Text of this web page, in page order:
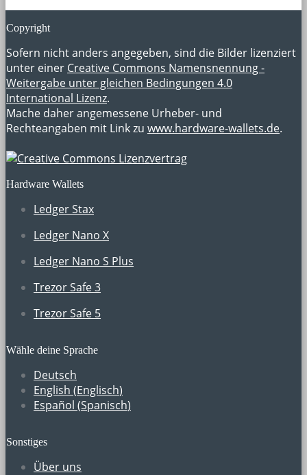
Copyright
Sofern nicht anders angegeben, sind die Bilder lizenziert
unter einer Creative Commons Namensnennung -
Weitergabe unter gleichen Bedingungen 4.0
International Lizenz.
Mache daher angemessene Urheber- und
Rechteangaben mit Link zu www.hardware-wallets.de.
Hardware Wallets
Ledger Stax
Ledger Nano X
Ledger Nano S Plus
Trezor Safe 3
Trezor Safe 5
Wähle deine Sprache
Deutsch
English (Englisch)
Español (Spanisch)
Sonstiges
Über uns